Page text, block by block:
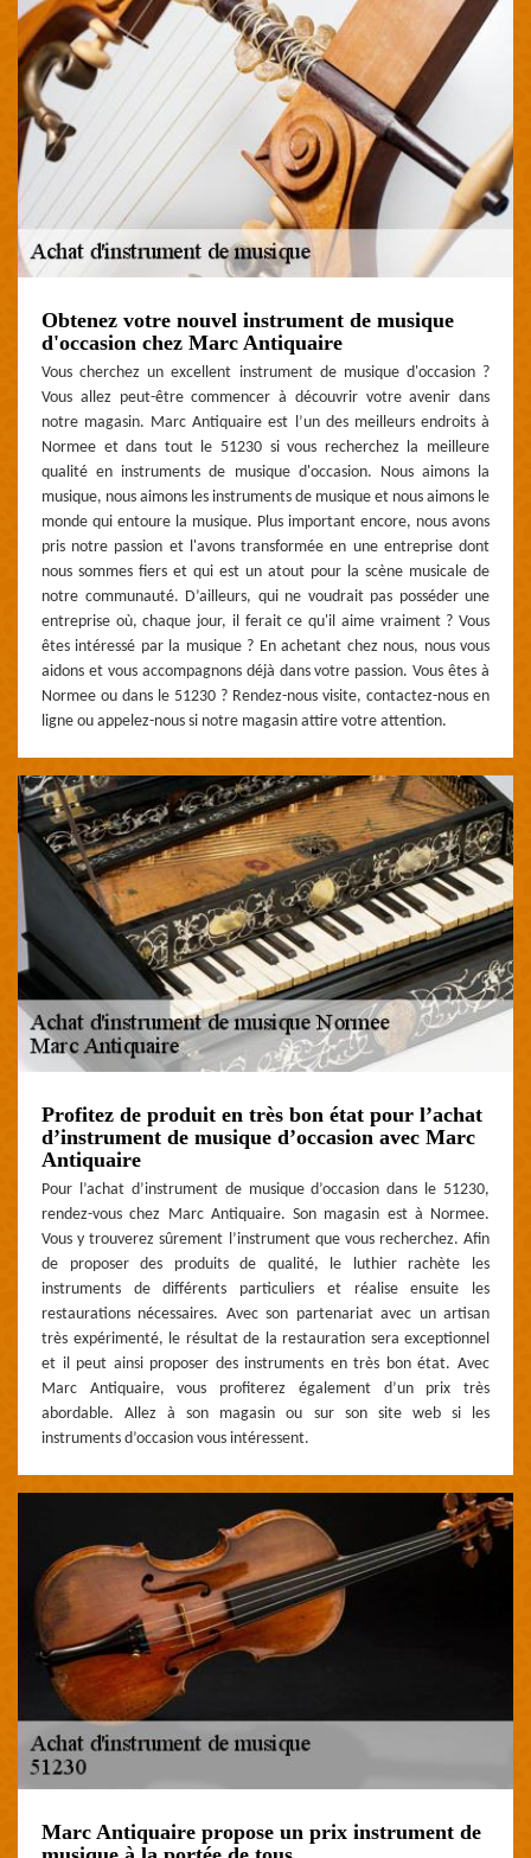
Obtenez votre nouvel instrument de musique
d'occasion chez Marc Antiquaire
Vous cherchez un excellent instrument de musique d'occasion ?
Vous allez peut-être commencer à découvrir votre avenir dans
notre magasin. Marc Antiquaire est l’un des meilleurs endroits à
Normee et dans tout le 51230 si vous recherchez la meilleure
qualité en instruments de musique d'occasion. Nous aimons la
musique, nous aimons les instruments de musique et nous aimons le
monde qui entoure la musique. Plus important encore, nous avons
pris notre passion et l'avons transformée en une entreprise dont
nous sommes fiers et qui est un atout pour la scène musicale de
notre communauté. D’ailleurs, qui ne voudrait pas posséder une
entreprise où, chaque jour, il ferait ce qu'il aime vraiment ? Vous
êtes intéressé par la musique ? En achetant chez nous, nous vous
aidons et vous accompagnons déjà dans votre passion. Vous êtes à
Normee ou dans le 51230 ? Rendez-nous visite, contactez-nous en
ligne ou appelez-nous si notre magasin attire votre attention.
Profitez de produit en très bon état pour l’achat
d’instrument de musique d’occasion avec Marc
Antiquaire
Pour l’achat d’instrument de musique d’occasion dans le 51230,
rendez-vous chez Marc Antiquaire. Son magasin est à Normee.
Vous y trouverez sûrement l’instrument que vous recherchez. Afin
de proposer des produits de qualité, le luthier rachète les
instruments de différents particuliers et réalise ensuite les
restaurations nécessaires. Avec son partenariat avec un artisan
très expérimenté, le résultat de la restauration sera exceptionnel
et il peut ainsi proposer des instruments en très bon état. Avec
Marc Antiquaire, vous profiterez également d’un prix très
abordable. Allez à son magasin ou sur son site web si les
instruments d’occasion vous intéressent.
Marc Antiquaire propose un prix instrument de